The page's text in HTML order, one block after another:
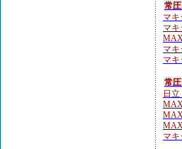
常
マキ
マキ
マキ
マキ
常
日
マ